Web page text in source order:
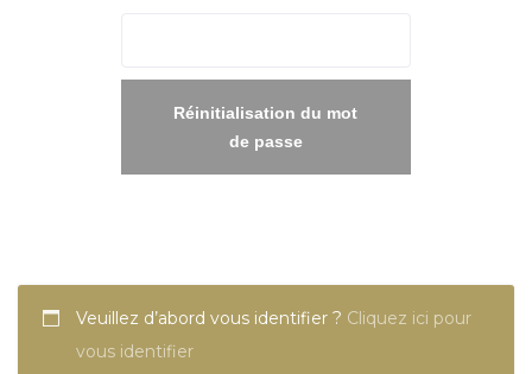
Réinitialisation du mot
de passe
Veuillez d’abord vous identifier ? Cliquez ici pour
vous identifier